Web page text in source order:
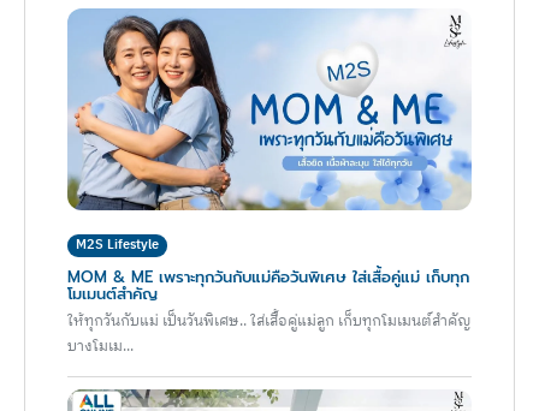
M2S Lifestyle
MOM & ME เพราะทุกวันกับแม่คือวันพิเศษ ใส่เสื้อคู่แม่ เก็บทุก
โมเมนต์สำคัญ
ให้ทุกวันกับแม่ เป็นวันพิเศษ.. ใส่เสื้อคู่แม่ลูก เก็บทุกโมเมนต์สำคัญ
บางโมเม...